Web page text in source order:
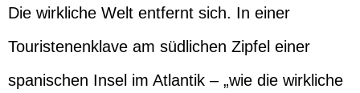
Die wirkliche Welt entfernt sich. In einer
Touristenenklave am südlichen Zipfel einer
spanischen Insel im Atlantik – „wie die wirkliche